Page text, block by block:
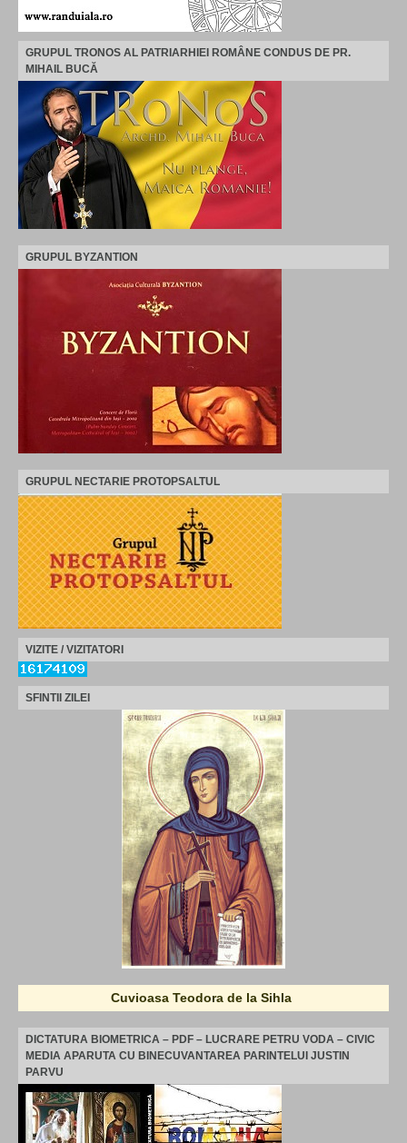
GRUPUL TRONOS AL PATRIARHIEI ROMÂNE CONDUS DE PR.
MIHAIL BUCĂ
GRUPUL BYZANTION
GRUPUL NECTARIE PROTOPSALTUL
VIZITE / VIZITATORI
SFINTII ZILEI
Cuvioasa Teodora de la Sihla
DICTATURA BIOMETRICA – PDF – LUCRARE PETRU VODA – CIVIC
MEDIA APARUTA CU BINECUVANTAREA PARINTELUI JUSTIN
PARVU